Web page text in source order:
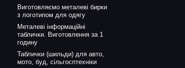
Виготовляємо металеві бирки
з логотипом для одягу
Металеві інформаційні
таблички. Виготовлення за 1
годину
Таблички (шильди) для авто,
мото, буд, сільгосптехніки